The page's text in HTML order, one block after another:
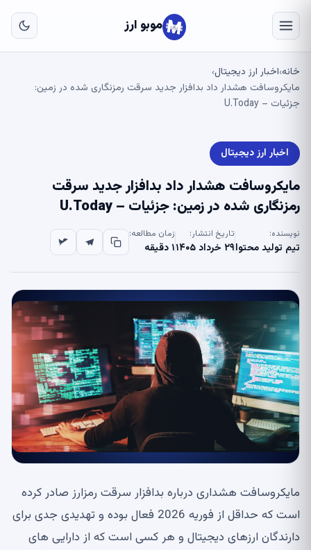
موبو ارز
خانه›اخبار ارز دیجیتال›
مایکروسافت هشدار داد بدافزار جدید سرقت رمزنگاری شده در زمین:
جزئیات – U.Today
اخبار ارز دیجیتال
مایکروسافت هشدار داد بدافزار جدید سرقت
رمزنگاری شده در زمین: جزئیات – U.Today
نویسنده:
تیم تولید محتوا
تاریخ انتشار:
۲۹ خرداد ۱۴۰۵
زمان مطالعه:
۱ دقیقه
مایکروسافت هشداری درباره بدافزار سرقت رمزارز صادر کرده
است که حداقل از فوریه 2026 فعال بوده و تهدیدی جدی برای
دارندگان ارزهای دیجیتال و هر کسی است که از دارایی های